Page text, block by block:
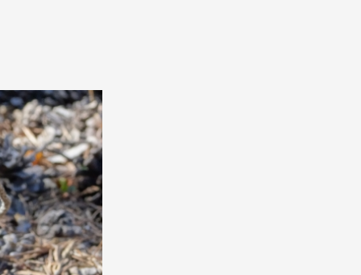
et/ou s'inscrire à la newsletter
sur notre newsletter
à idées